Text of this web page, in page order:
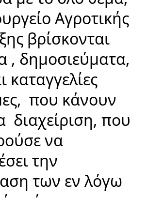
Αγροτικής
βρίσκονται
, δημοσιεύματα,
καταγγελίες
που κάνουν
διαχείριση, που
να
την
των εν λόγω